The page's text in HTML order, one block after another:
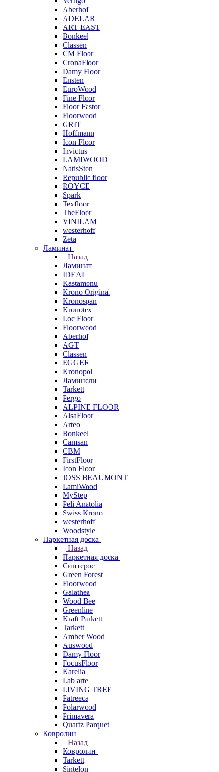
Aberhof
ADELAR
ART EAST
Bonkeel
Classen
CM Floor
CronaFloor
Damy Floor
Ensten
EuroWood
Fine Floor
Floor Fastor
Floorwood
GRIT
Hoffmann
Icon Floor
Invictus
LAMIWOOD
NatisSton
Republic floor
ROYCE
Spark
Texfloor
TheFloor
VINILAM
westerhoff
Zeta
Ламинат
Назад
Ламинат
IDEAL
Kastamonu
Krono Original
Kronospan
Kronotex
Loc Floor
Floorwood
Aberhof
AGT
Classen
EGGER
Kronopol
Ламинели
Tarkett
Pergo
ALPINE FLOOR
AlsaFloor
Arteo
Bonkeel
Camsan
CBM
FirstFloor
Icon Floor
JOSS BEAUMONT
LamiWood
MyStep
Peli Anatolia
Swiss Krono
westerhoff
Woodstyle
Паркетная доска
Назад
Паркетная доска
Синтерос
Green Forest
Floorwood
Galathea
Wood Bee
Greenline
Kraft Parkett
Tarkett
Amber Wood
Auswood
Damy Floor
FocusFloor
Karelia
Lab arte
LIVING TREE
Patreeca
Polarwood
Primavera
Quartz Parquet
Ковролин
Назад
Ковролин
Tarkett
Sintelon